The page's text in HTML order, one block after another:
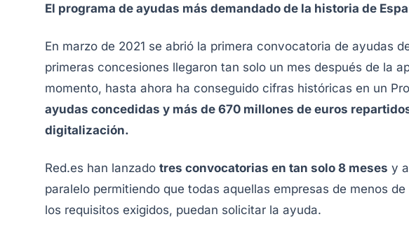
El programa de ayudas más demandado de la historia de
En marzo de 2021 se abrió la primera convocatoria de ayudas
primeras concesiones llegaron tan solo un mes después de la
momento, hasta ahora ha conseguido cifras históricas en un
ayudas concedidas y más de 670 millones de euros
digitalización.
Red.es han lanzado tres convocatorias en tan solo 8 meses y
paralelo permitiendo que todas aquellas empresas de menos
los requisitos exigidos, puedan solicitar la ayuda.